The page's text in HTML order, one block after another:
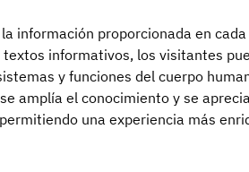
información proporcionada en
textos informativos, los visitantes
y funciones del cuerpo
amplía el conocimiento y se
una experiencia más